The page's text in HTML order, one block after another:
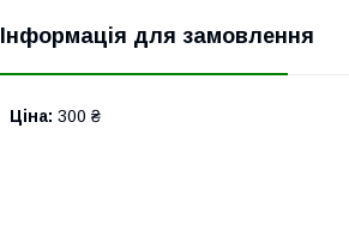
Інформація для замовлення
Ціна: 300 ₴